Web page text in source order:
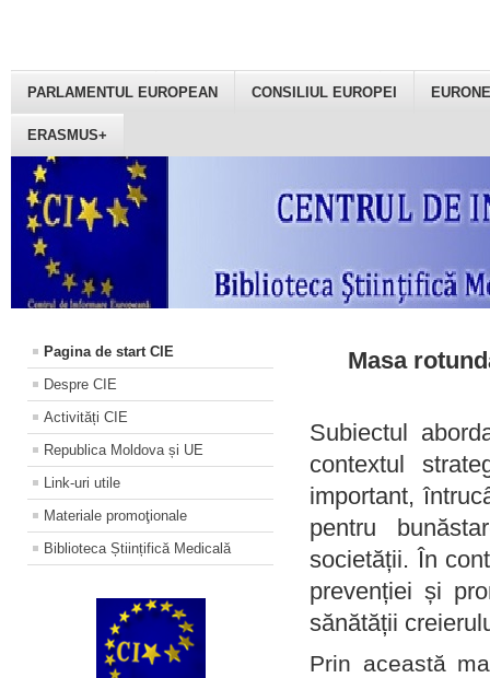
PARLAMENTUL EUROPEAN CONSILIUL EUROPEI
ERASMUS+
Pagina de start CIE
Despre CIE
Activități CIE
Republica Moldova și UE
Link-uri utile
Materiale promoţionale
Biblioteca Științifică Medicală
Masa
Subiectul
contextul
important,
pentru
societății. În
prevenției și
sănătății
Prin această